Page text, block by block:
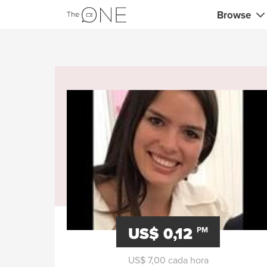
Browse
Creativos
Maestros
US$ 0,12 PM
US$ 7,00 cada hora